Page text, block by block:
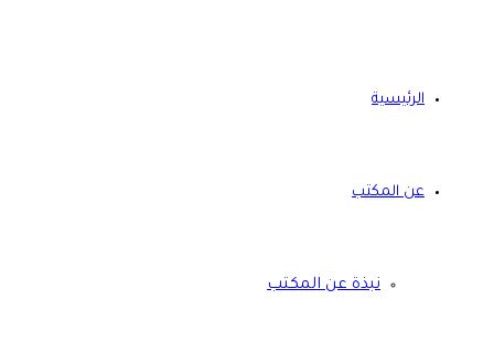
الرئيسية
عن المكتب
نبذة عن المكتب